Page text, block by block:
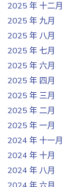
2025 年 十二月
2025 年 九月
2025 年 八月
2025 年 七月
2025 年 六月
2025 年 四月
2025 年 三月
2025 年 二月
2025 年 一月
2024 年 十一月
2024 年 十月
2024 年 八月